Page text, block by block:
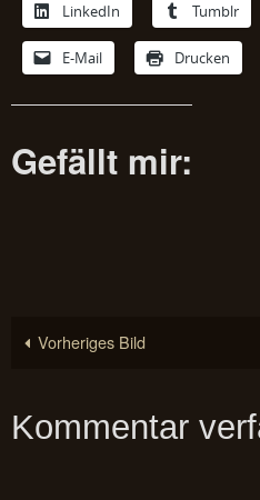
LinkedIn Tumblr
E-Mail Drucken
Gefällt mir:
Vorheriges Bild
Kommentar